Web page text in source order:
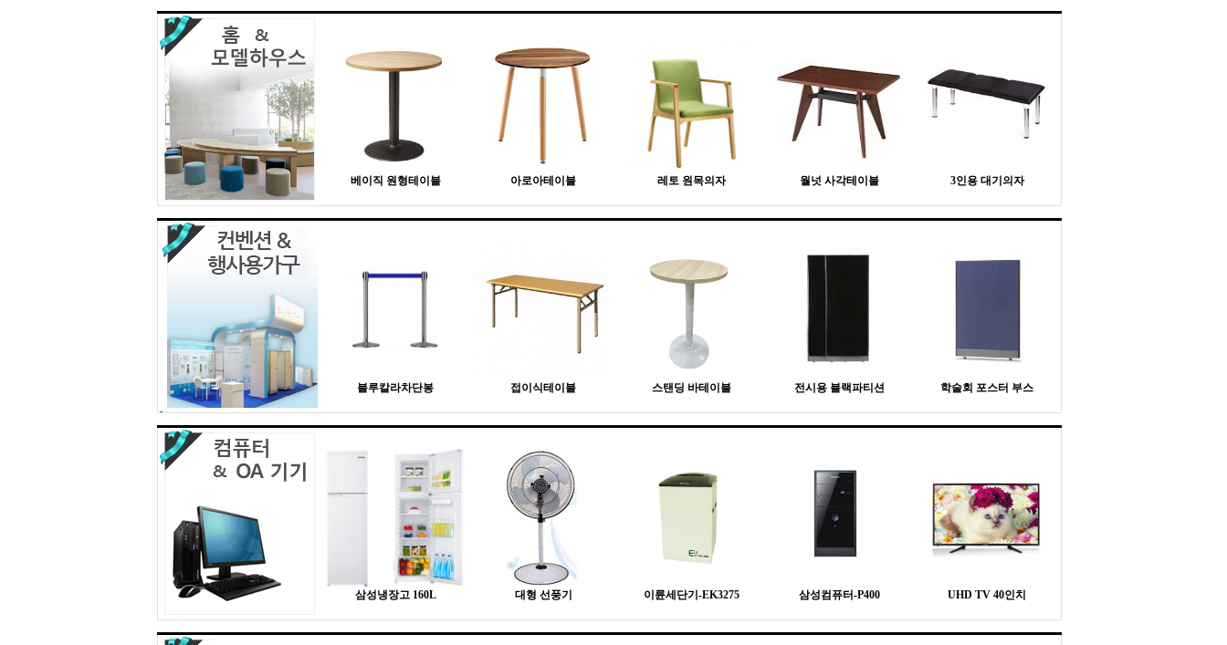
베이직 원형테이블 아로아테이블 레토 원목의자 월넛 사각테이블 3인용 대기의자
블루칼라차단봉 접이식테이블 스탠딩 바테이블 전시용 블랙파티션 학술회 포스터 부스
삼성냉장고 160L 대형 선풍기 이륜세단기-EK3275 삼성컴퓨터-P400 UHD TV 40인치